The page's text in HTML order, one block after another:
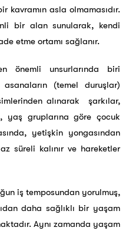
asla olmamasıdır.
bir alan sunularak, kendi
etme ortamı sağlanır.
önemli unsurlarında biri
(temel duruşlar)
alınarak şarkılar,
yaş gruplarına göre çocuk
yetişkin yongasından
süreli kalınır ve hareketler
iş temposundan yorulmuş,
daha sağlıklı bir yaşam
Aynı zamanda yaşam